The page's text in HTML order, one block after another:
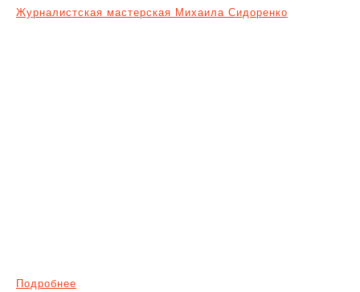
Журналистская мастерская Михаила Сидоренко
Подробнее